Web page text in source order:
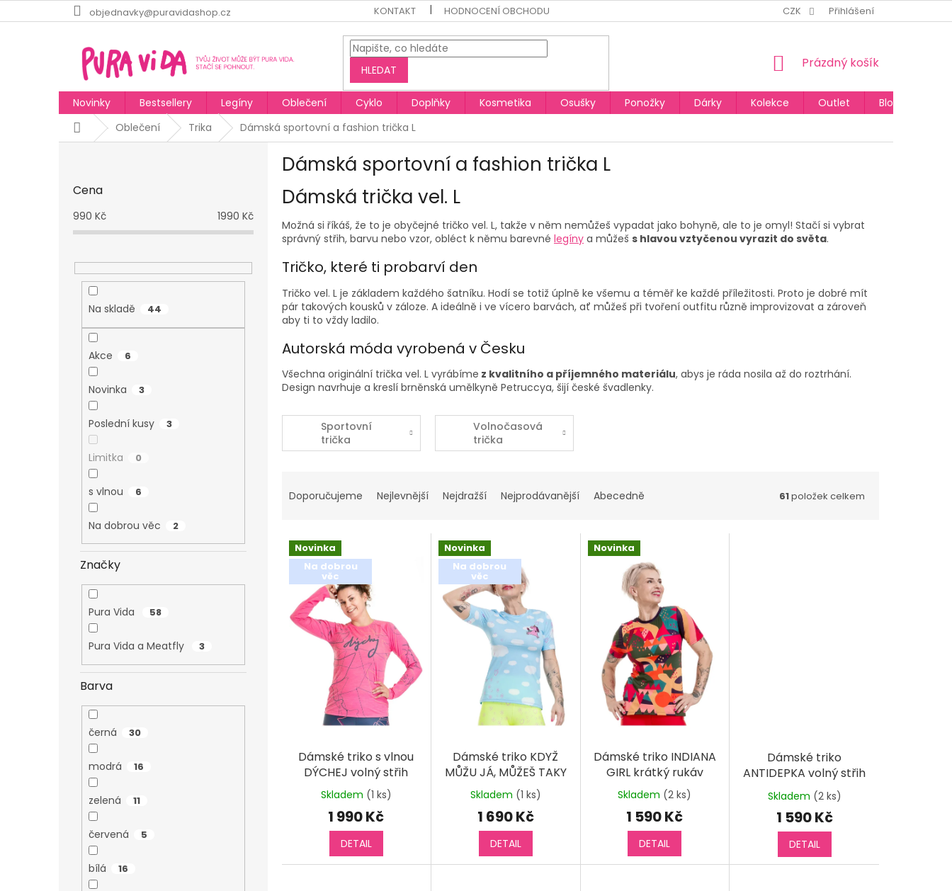
na
objednavky@puravidashop.cz KONTAKT HODNOCENÍ OBCHODU CZK Přihlášení
HLEDAT
NÁKUPNÍ
Prázdný košík
Novinky Bestsellery Legíny Oblečení Cyklo Doplňky Kosmetika Osušky Ponožky Dárky Kolekce Outlet
Blog
DomůOblečení Trika Dámská sportovní a fashion trička L
Cena
990 Kč 1990 Kč
Na skladě 44
Akce 6
Novinka 3
Poslední kusy 3
Limitka 0
s vlnou 6
Na dobrou věc 2
Značky
Pura Vida 58
Pura Vida a Meatfly 3
Barva
černá 30
modrá 16
zelená 11
červená 5
bílá 16
Dámská sportovní a fashion trička L
Dámská trička vel. L
Možná si říkáš, že to je obyčejné tričko vel. L, takže v něm nemůžeš vypadat jako bohyně, ale to je omyl! Stačí si vybrat
správný střih, barvu nebo vzor, obléct k němu barevné legíny a můžeš s hlavou vztyčenou vyrazit do světa.
Tričko, které ti probarví den
Tričko vel. L je základem každého šatníku. Hodí se totiž úplně ke všemu a téměř ke každé příležitosti. Proto je dobré mít
pár takových kousků v záloze. A ideálně i ve vícero barvách, ať můžeš při tvoření outfitu různě improvizovat a zároveň
aby ti to vždy ladilo.
Autorská móda vyrobená v Česku
Všechna originální trička vel. L vyrábíme z kvalitního a příjemného materiálu, abys je ráda nosila až do roztrhání.
Design navrhuje a kreslí brněnská umělkyně Petruccya, šijí české švadlenky.
Sportovní
trička
Volnočasová
trička
a
n
d
Doporučujeme Nejlevnější Nejdražší Nejprodávanější Abecedně 61položek celkem
V
p
Novinka
Na dobrou
věc
Dámské triko s vlnou
DÝCHEJ volný střih
dlouhý rukáv
Skladem (1 ks)
1 990 Kč
DETAIL
Novinka
Na dobrou
věc
Dámské triko KDYŽ
MŮŽU JÁ, MŮŽEŠ TAKY
krátký rukáv
Skladem (1 ks)
1 690 Kč
DETAIL
Novinka
Dámské triko INDIANA
GIRL krátký rukáv
Skladem (2 ks)
1 590 Kč
DETAIL
Dámské triko
ANTIDEPKA volný střih
krátký rukáv
Skladem (2 ks)
1 590 Kč
DETAIL